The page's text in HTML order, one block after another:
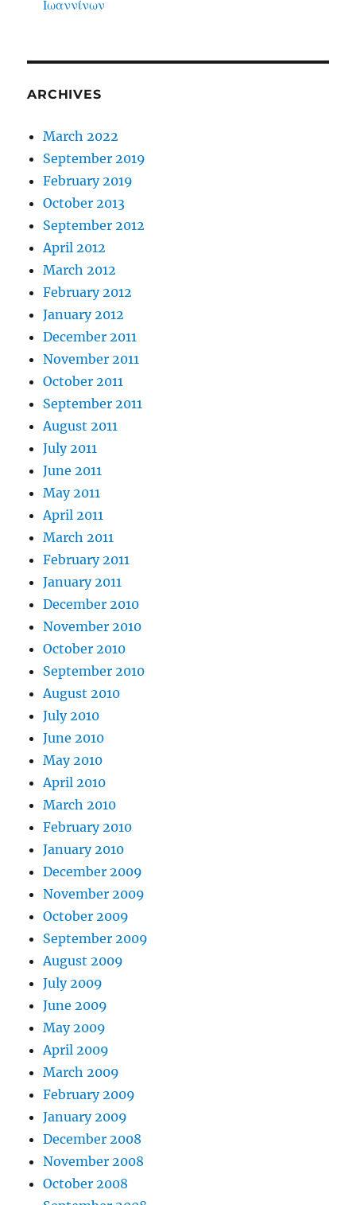
Ιωαννίνων
ARCHIVES
March 2022
September 2019
February 2019
October 2013
September 2012
April 2012
March 2012
February 2012
January 2012
December 2011
November 2011
October 2011
September 2011
August 2011
July 2011
June 2011
May 2011
April 2011
March 2011
February 2011
January 2011
December 2010
November 2010
October 2010
September 2010
August 2010
July 2010
June 2010
May 2010
April 2010
March 2010
February 2010
January 2010
December 2009
November 2009
October 2009
September 2009
August 2009
July 2009
June 2009
May 2009
April 2009
March 2009
February 2009
January 2009
December 2008
November 2008
October 2008